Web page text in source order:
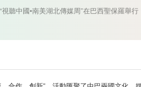
視聽中國•南美湖北傳媒周”在巴西聖保羅舉行